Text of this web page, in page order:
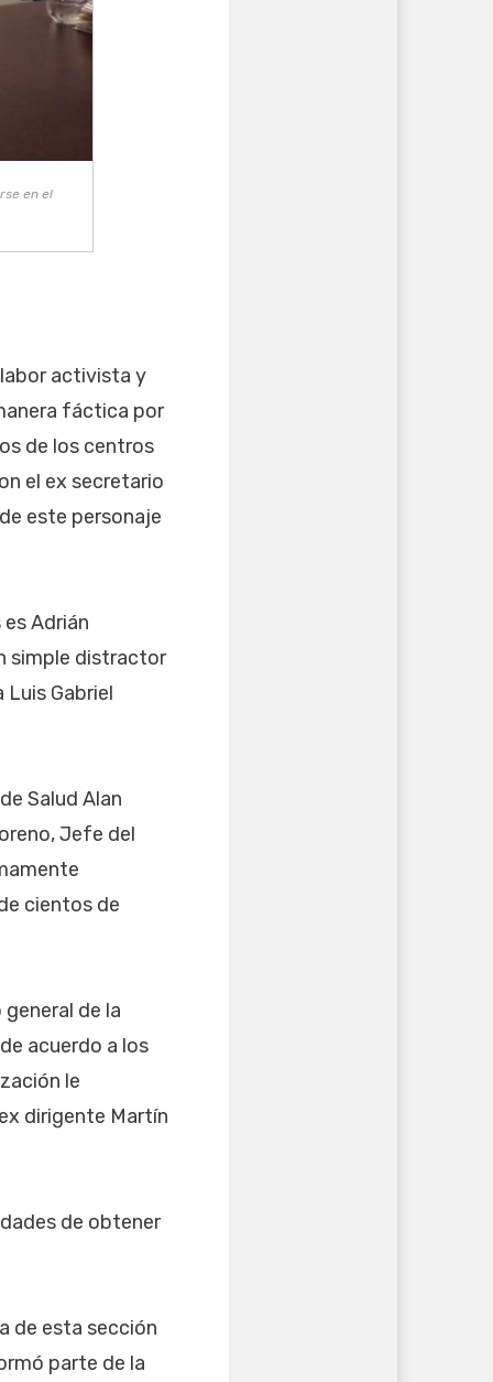
en el
activista y
fáctica por
de los centros
el ex secretario
este personaje
Adrián
simple distractor
Gabriel
Salud Alan
Jefe del
cientos de
de la
acuerdo a los
le
dirigente Martín
de obtener
de esta sección
parte de la